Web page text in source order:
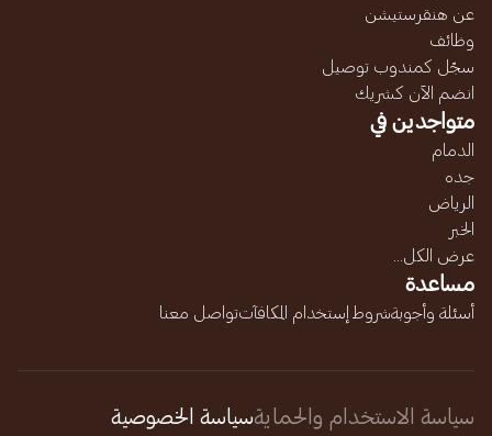
عن هنقرستيشن
وظائف
سجّل كمندوب توصيل
انضم الآن كشريك
متواجدين في
الدمام
جده
الرياض
الخبر
عرض الكل...
مساعدة
أسئلة وأجوبةشروط إستخدام المكافآتتواصل معنا
سياسة الاستخدام والحمايةسياسة الخصوصية